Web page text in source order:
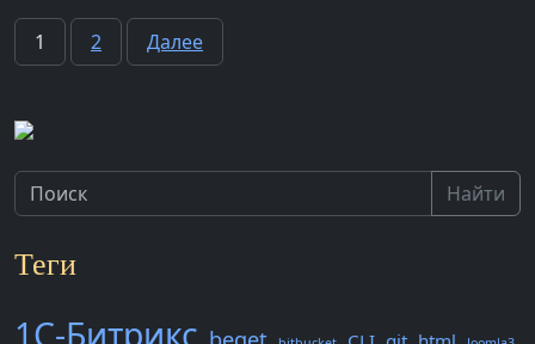
Пагинация
1 2 Далее
Найти
Теги
1С-Битрикс